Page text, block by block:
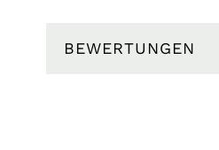
BEWERTUNGEN